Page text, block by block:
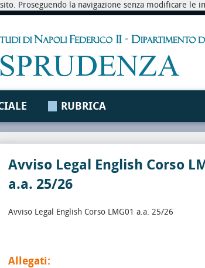
Proseguendo la navigazione senza modificare
RUBRICA
Avviso Legal English Corso
a.a. 25/26
Avviso Legal English Corso LMG01 a.a. 25/26
Allegati: